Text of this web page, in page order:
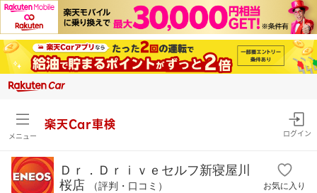
メニュー
楽天Car車検
ログイン
Ｄｒ．Ｄｒｉｖｅセルフ新寝屋川
桜店
（評判・口コミ） お気に入り